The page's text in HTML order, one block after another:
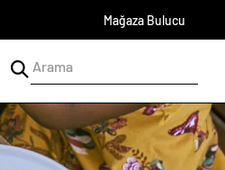
Mağaza Bulucu